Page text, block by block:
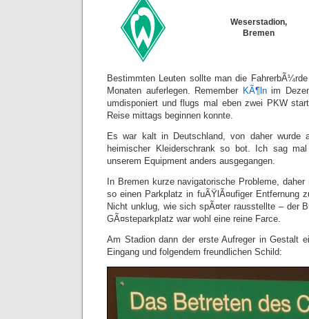
Weserstadion,
Bremen
Bestimmten Leuten sollte man die
Monaten auferlegen. Remember KÃ¶lnim
umdisponiert und flugs mal eben zwei PKW
Reise mittags beginnen konnte.
Es war kalt in Deutschland, von daher wurde
heimischer Kleiderschrank so bot. Ich sag
unserem Equipment anders ausgegangen.
In Bremen kurze navigatorische Probleme,
so einen Parkplatz in fuÃŸlÃ¤ufiger Entfernung
Nicht unklug, wie sich spÃ¤ter rausstellte – der
GÃ¤steparkplatz war wohl eine reine Farce.
Am Stadion dann der erste Aufreger in Gestalt
Eingang und folgendem freundlichen Schild: